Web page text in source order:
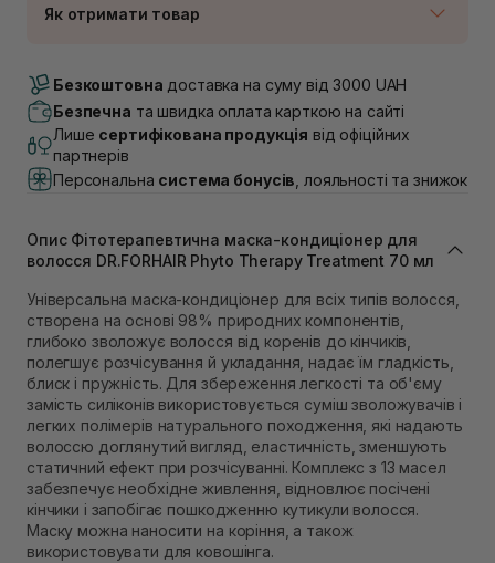
Як отримати товар
В наявності
Самовивіз м. Луцьк, вул. Винниченка 4
В наявності
Самовивіз м. Львів, вул. Академіка Підстригача, 1В
(Duck’s Lake)
Немає в наявності!
В наявності
Самовивіз м. Львів, вул. Степана Бандери 45
Самовивіз м. Рівне, вул. 16-го Липня, 15
В наявності
Самовивіз м. Рівне, вул. Кулика і Гудачека 23 (ТЦ
Екватор)
Немає в наявності!
Безкоштовна доставка на суму від 3000 UAH
Безпечна та швидка оплата карткою на сайті
Лише сертифікована продукція від офіційних
партнерів
Персональна система бонусів , лояльності та знижок
Опис Фітотерапевтична маска-кондиціонер для
волосся DR.FORHAIR Phyto Therapy Treatment 70 мл
Універсальна маска-кондиціонер для всіх типів волосся,
створена на основі 98% природних компонентів,
глибоко зволожує волосся від коренів до кінчиків,
полегшує розчісування й укладання, надає їм гладкість,
блиск і пружність. Для збереження легкості та об'єму
замість силіконів використовується суміш зволожувачів і
легких полімерів натурального походження, які надають
волоссю доглянутий вигляд, еластичність, зменшують
статичний ефект при розчісуванні. Комплекс з 13 масел
забезпечує необхідне живлення, відновлює посічені
кінчики і запобігає пошкодженню кутикули волосся.
Маску можна наносити на коріння, а також
використовувати для ковошінга.